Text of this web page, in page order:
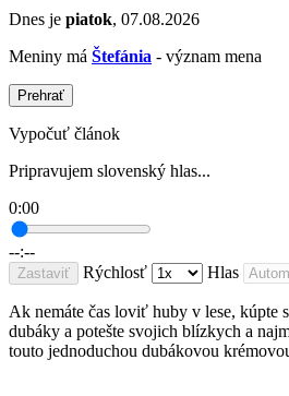
Dnes je piatok, 07.08.2026
Meniny má Štefánia - význam mena
Prehrať
Vypočuť článok
Pripravujem slovenský hlas...
0:00
--:--
Zastaviť Rýchlosť Hlas
Ak nemáte čas loviť huby v lese, kúpte
dubáky a potešte svojich blízkych a
touto jednoduchou dubákovou